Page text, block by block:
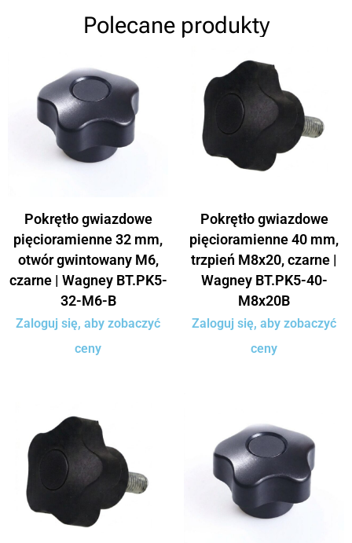
Polecane produkty
Pokrętło gwiazdowe
pięcioramienne 32 mm,
otwór gwintowany M6,
czarne | Wagney BT.PK5-
32-M6-B
Zaloguj się, aby zobaczyć
ceny
Pokrętło gwiazdowe
pięcioramienne 40 mm,
trzpień M8x20, czarne |
Wagney BT.PK5-40-
M8x20B
Zaloguj się, aby zobaczyć
ceny